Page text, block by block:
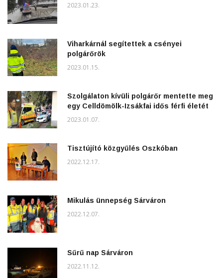
2023.01.23.
Viharkárnál segítettek a csényei
polgárőrök
2023.01.15.
Szolgálaton kívüli polgárőr mentette meg
egy Celldömölk-Izsákfai idős férfi életét
2023.01.07.
Tisztújító közgyűlés Oszkóban
2022.12.17.
Mikulás ünnepség Sárváron
2022.12.07.
Sűrű nap Sárváron
2022.11.12.